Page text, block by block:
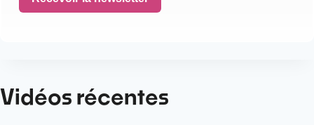
Vidéos récentes